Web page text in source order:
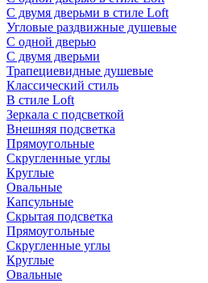
С двумя дверьми в стиле Loft
Угловые раздвижные душевые
С одной дверью
С двумя дверьми
Трапециевидные душевые
Классический стиль
В стиле Loft
Зеркала с подсветкой
Внешняя подсветка
Прямоугольные
Скругленные углы
Круглые
Овальные
Капсульные
Скрытая подсветка
Прямоугольные
Скругленные углы
Круглые
Овальные